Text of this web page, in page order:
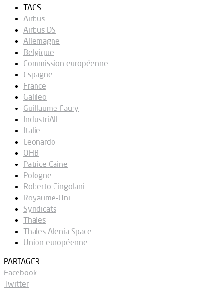
TAGS
Airbus
Airbus DS
Allemagne
Belgique
Commission européenne
Espagne
France
Galileo
Guillaume Faury
IndustriAll
Italie
Leonardo
OHB
Patrice Caine
Pologne
Roberto Cingolani
Royaume-Uni
Syndicats
Thales
Thales Alenia Space
Union européenne
PARTAGER
Facebook
Twitter